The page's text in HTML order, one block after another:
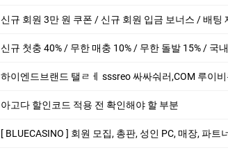
신규 회원 3만 원 쿠폰 / 신규 회원 입금 보너스 / 배팅
신규 첫충 40% / 무한 매충 10% / 무한 돌발 15% / 국
하이엔드브랜드 탤ㄹㅔ sssreo 싸싸숴러,COM 루이비통가방종류와
아고다 할인코드 적용 전 확인해야 할 부분
[ BLUECASINO ] 회원 모집, 총판, 성인 PC, 매장, 파트